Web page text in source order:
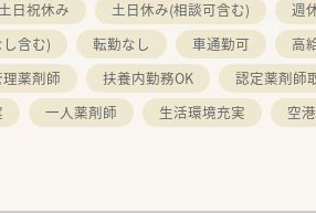
土日祝休み 土日休み(相談可含む) 週
含む) 転勤なし 車通勤可 高
薬剤師 扶養内勤務OK 認定薬剤師
一人薬剤師 生活環境充実 空